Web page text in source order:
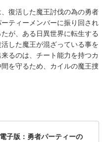
復活した魔王討伐の為の勇者
ティーメンバーに振り回され
が、ある日異世界に転生する
した魔王が混ざっている事を
るのは、チート能力を持つカ
を守るため、カイルの魔王捜
電子版：勇者パーティーの